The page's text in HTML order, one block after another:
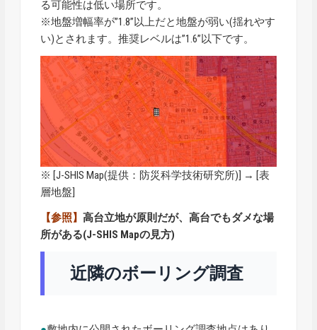
る可能性は低い場所です。
※地盤増幅率が”1.8”以上だと地盤が弱い(揺れやす
い)とされます。推奨レベルは”1.6”以下です。
※ [J-SHIS Map(提供：防災科学技術研究所)] → [表
層地盤]
【参照】高台立地が原則だが、高台でもダメな場
所がある(J-SHIS Mapの見方)
近隣のボーリング調査